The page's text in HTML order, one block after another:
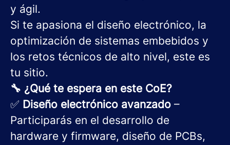
y ágil.
Si te apasiona el diseño electrónico, la
optimización de sistemas embebidos y
los retos técnicos de alto nivel, este es
tu sitio.
🔧 ¿Qué te espera en este CoE?
✅ Diseño electrónico avanzado –
Participarás en el desarrollo de
hardware y firmware, diseño de PCBs,